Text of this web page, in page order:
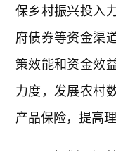
保乡村振兴投入
府债券等资金渠
策效能和资金效
力度，发展农村
产品保险，提高理